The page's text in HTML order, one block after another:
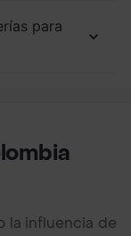
para
la influencia de